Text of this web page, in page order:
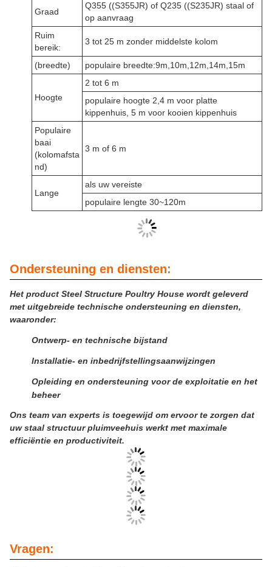
Graad
Q355 ((S355JR) of Q235 ((S235JR) staal of
op aanvraag
Ruim
bereik:
3 tot 25 m zonder middelste kolom
(breedte) populaire breedte:9m,10m,12m,14m,15m
Hoogte
2 tot 6 m
populaire hoogte 2,4 m voor platte
kippenhuis, 5 m voor kooien kippenhuis
Populaire
baai
(kolomafsta
nd)
3 m of 6 m
Lange
als uw vereiste
populaire lengte 30~120m
Ondersteuning en diensten:
Het product Steel Structure Poultry House wordt geleverd
met uitgebreide technische ondersteuning en diensten,
waaronder:
Ontwerp- en technische bijstand
Installatie- en inbedrijfstellingsaanwijzingen
Opleiding en ondersteuning voor de exploitatie en het
beheer
Ons team van experts is toegewijd om ervoor te zorgen dat
uw staal structuur pluimveehuis werkt met maximale
efficiëntie en productiviteit.
Vragen: